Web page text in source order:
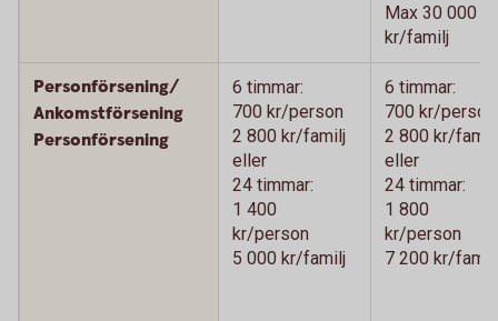
Max 30 000
kr/familj
Personförsening/
Ankomstförsening
Personförsening
6 timmar:
700 kr/person
2 800 kr/familj
eller
24 timmar:
1 400
kr/person
5 000 kr/familj
6 timmar:
700 kr/person
2 800 kr/familj
eller
24 timmar:
1 800
kr/person
7 200 kr/familj